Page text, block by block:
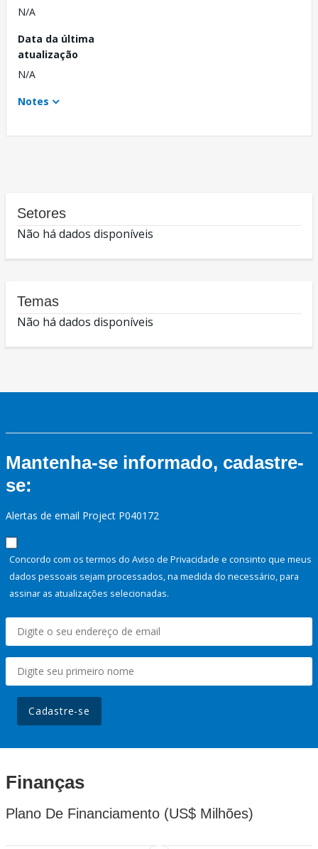
N/A
Data da última
atualização
N/A
Notes
Setores
Não há dados disponíveis
Temas
Não há dados disponíveis
Mantenha-se informado, cadastre-
se:
Alertas de email Project P040172
Concordo com os termos do Aviso de Privacidade e consinto que meus
dados pessoais sejam processados, na medida do necessário, para
assinar as atualizações selecionadas.
Cadastre-se
Finanças
Plano De Financiamento (US$ Milhões)